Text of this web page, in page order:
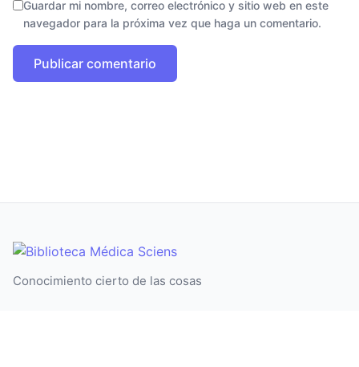
Guardar mi nombre, correo electrónico y sitio web en este
navegador para la próxima vez que haga un comentario.
Conocimiento cierto de las cosas